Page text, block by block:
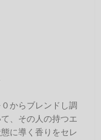
からブレンドし調
、その人の持つエ
に導く香りをセレ